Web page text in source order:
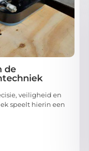
de
veiligheid en
speelt hierin een